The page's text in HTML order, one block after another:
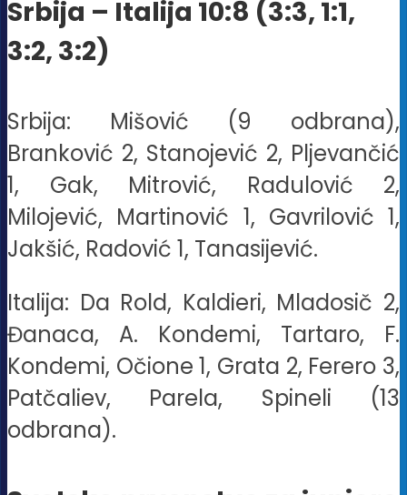
Srbija – Italija 10:8 (3:3, 1:1,
3:2, 3:2)
Srbija: Mišović (9 odbrana),
Branković 2, Stanojević 2, Pljevančić
1, Gak, Mitrović, Radulović 2,
Milojević, Martinović 1, Gavrilović 1,
Jakšić, Radović 1, Tanasijević.
Italija: Da Rold, Kaldieri, Mladosič 2,
Đanaca, A. Kondemi, Tartaro, F.
Kondemi, Očione 1, Grata 2, Ferero 3,
Patčaliev, Parela, Spineli (13
odbrana).